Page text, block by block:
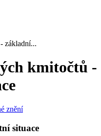
základní...
kmitočtů -
znění
situace